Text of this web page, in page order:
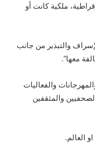
ملكية كانت أو
والتبذير من جانب
معها”.
والفعاليات
والمثقفين
العالم.